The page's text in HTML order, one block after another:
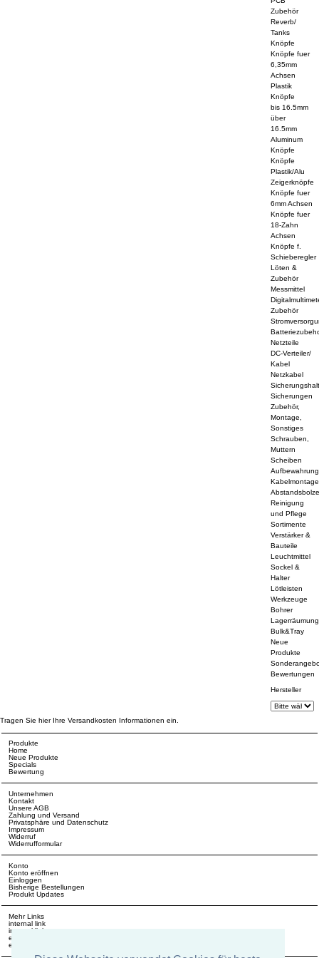
Zubehör
Reverb/
Tanks
Knöpfe
Knöpfe fuer
6,35mm
Achsen
Plastik
Knöpfe
bis 16.5mm
über
16.5mm
Aluminum
Knöpfe
Knöpfe
Plastik/Alu
Zeigerknöpfe
Knöpfe fuer
6mm Achsen
Knöpfe fuer
18-Zahn
Achsen
Knöpfe f.
Schieberegler
Löten &
Zubehör
Messmittel
Zubehör
Netzteile
DC-Verteiler/
Kabel
Netzkabel
Sicherungen
Zubehör,
Montage,
Sonstiges
Schrauben,
Muttern
Scheiben
Aufbewahrung
Kabelmontage
Reinigung
und Pflege
Sortimente
Verstärker &
Bauteile
Leuchtmittel
Sockel &
Halter
Lötleisten
Werkzeuge
Bohrer
Lagerräumung
Bulk&Tray
Neue
Produkte
Bewertungen
Hersteller
Tragen Sie hier Ihre Versandkosten Informationen ein.
Produkte
Home
Neue Produkte
Specials
Bewertung
Unternehmen
Kontakt
Unsere AGB
Zahlung und Versand
Privatsphäre und Datenschutz
Impressum
Widerruf
Widerrufformular
Konto
Konto eröffnen
Einloggen
Bisherige Bestellungen
Produkt Updates
Mehr Links
internal link
internal link
external link
external link